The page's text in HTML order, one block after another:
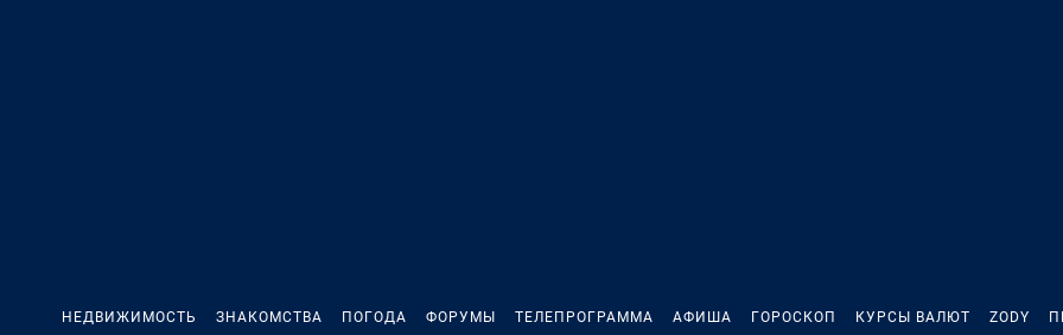
НЕДВИЖИМОСТЬ ЗНАКОМСТВА ПОГОДА ФОРУМЫ ТЕЛЕПРОГРАММА АФИША ГОРОСКОП КУРСЫ ВАЛЮТ ZODY